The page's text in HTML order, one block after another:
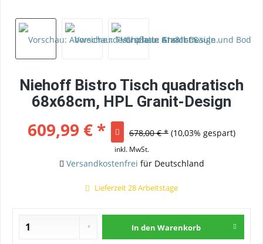
Niehoff Bistro Tisch quadratisch
68x68cm, HPL Granit-Design
609,99 € * 678,00 € * (10,03% gespart)
inkl. MwSt.
Versandkostenfrei für Deutschland
Lieferzeit 28 Arbeitstage
In den Warenkorb